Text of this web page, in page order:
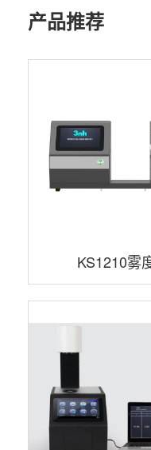
产品推荐
KS1210雾